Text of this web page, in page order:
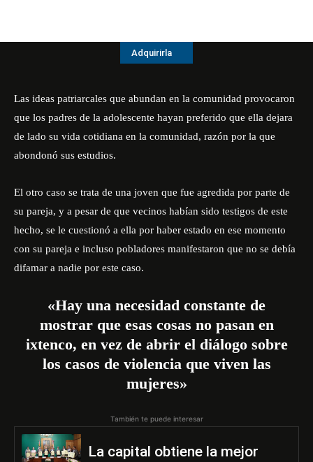
Adquirirla
Las ideas patriarcales que abundan en la comunidad provocaron
que los padres de la adolescente hayan preferido que ella dejara
de lado su vida cotidiana en la comunidad, razón por la que
abondonó sus estudios.
El otro caso se trata de una joven que fue agredida por parte de
su pareja, y a pesar de que vecinos habían sido testigos de este
hecho, se le cuestionó a ella por haber estado en ese momento
con su pareja e incluso pobladores manifestaron que no se debía
difamar a nadie por este caso.
«Hay una necesidad constante de
mostrar que esas cosas no pasan en
ixtenco, en vez de abrir el diálogo sobre
los casos de violencia que viven las
mujeres»
También te puede interesar
La capital obtiene la mejor